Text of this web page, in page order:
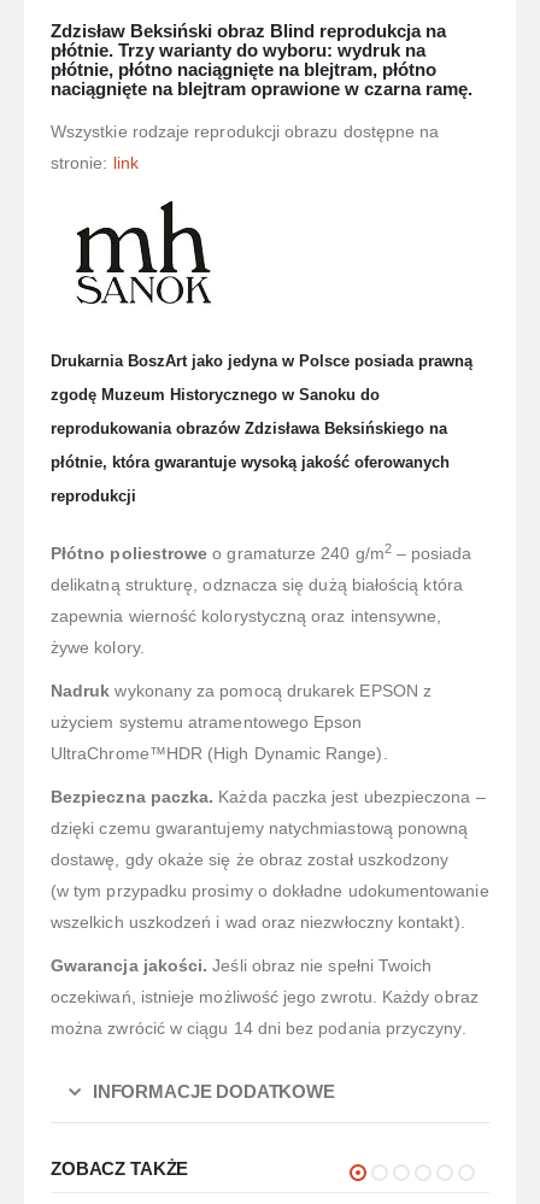
Zdzisław Beksiński obraz Blind reprodukcja na
płótnie. Trzy warianty do wyboru: wydruk na
płótnie, płótno naciągnięte na blejtram, płótno
naciągnięte na blejtram oprawione w czarna ramę.
Wszystkie rodzaje reprodukcji obrazu dostępne na
stronie: link
Drukarnia BoszArt jako jedyna w Polsce posiada prawną
zgodę Muzeum Historycznego w Sanoku do
reprodukowania obrazów Zdzisława Beksińskiego na
płótnie, która gwarantuje wysoką jakość oferowanych
reprodukcji
Płótno poliestroweo gramaturze 240 g/m2– posiada
delikatną strukturę, odznacza się dużą białością która
zapewnia wierność kolorystyczną oraz intensywne,
żywe kolory.
Nadruk wykonany za pomocą drukarek EPSON z
użyciem systemu atramentowego Epson
UltraChrome™HDR (High Dynamic Range).
Bezpieczna paczka. Każda paczka jest ubezpieczona –
dzięki czemu gwarantujemy natychmiastową ponowną
dostawę, gdy okaże się że obraz został uszkodzony
(w tym przypadku prosimy o dokładne udokumentowanie
wszelkich uszkodzeń i wad oraz niezwłoczny kontakt).
Gwarancja jakości. Jeśli obraz nie spełni Twoich
oczekiwań, istnieje możliwość jego zwrotu. Każdy obraz
można zwrócić w ciągu 14 dni bez podania przyczyny.
INFORMACJE DODATKOWE
ZOBACZ TAKŻE